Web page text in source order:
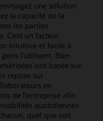
une solution
la capacité de la
les parties
C’est un facteur
intuitive et facile à
l’utilisent. Bien
soit basée sur
repose sur
en
de l’entreprise afin
quotidiennes
quel que soit